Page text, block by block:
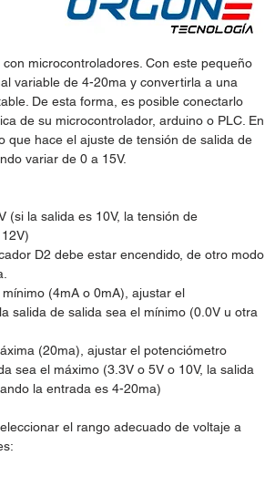
microcontroladores. Con este pequeño
variable de 4-20ma y convertirla a una
De esta forma, es posible conectarlo
de su microcontrolador, arduino o PLC. En
que hace el ajuste de tensión de salida de
variar de 0 a 15V.
(si la salida es 10V, la tensión de
D2 debe estar encendido, de otro modo
(4mA o 0mA), ajustar el
salida de salida sea el mínimo (0.0V u otra
(20ma), ajustar el potenciómetro
sea el máximo (3.3V o 5V o 10V, la salida
la entrada es 4-20ma)
el rango adecuado de voltaje a